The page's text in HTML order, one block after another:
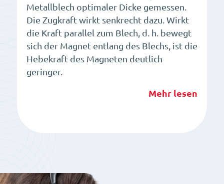
Metallblech optimaler Dicke gemessen.
Die Zugkraft wirkt senkrecht dazu. Wirkt
die Kraft parallel zum Blech, d. h. bewegt
sich der Magnet entlang des Blechs, ist die
Hebekraft des Magneten deutlich
geringer.
Mehr lesen